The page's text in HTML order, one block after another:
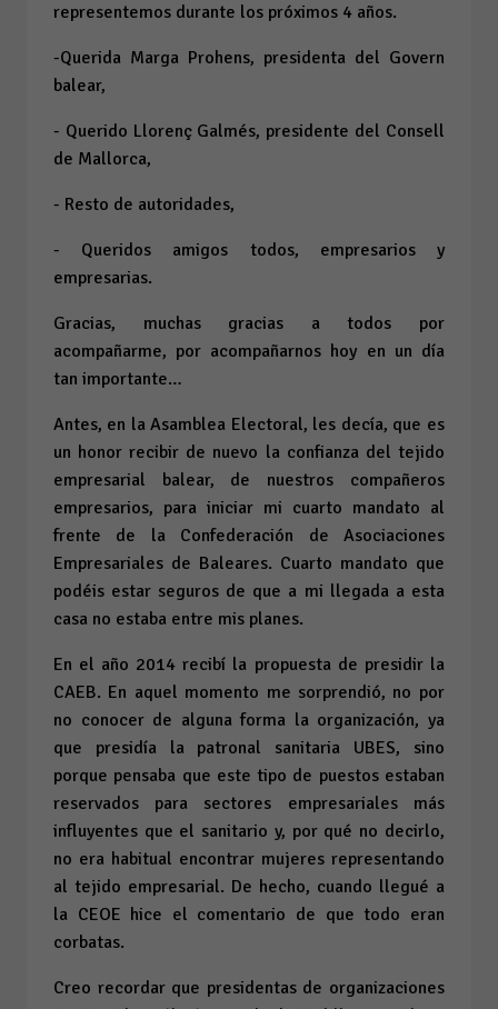
representemos durante los próximos 4 años.
-Querida Marga Prohens, presidenta del Govern
balear,
- Querido Llorenç Galmés, presidente del Consell
de Mallorca,
- Resto de autoridades,
- Queridos amigos todos, empresarios y
empresarias.
Gracias, muchas gracias a todos por
acompañarme, por acompañarnos hoy en un día
tan importante…
Antes, en la Asamblea Electoral, les decía, que es
un honor recibir de nuevo la confianza del tejido
empresarial balear, de nuestros compañeros
empresarios, para iniciar mi cuarto mandato al
frente de la Confederación de Asociaciones
Empresariales de Baleares. Cuarto mandato que
podéis estar seguros de que a mi llegada a esta
casa no estaba entre mis planes.
En el año 2014 recibí la propuesta de presidir la
CAEB. En aquel momento me sorprendió, no por
no conocer de alguna forma la organización, ya
que presidía la patronal sanitaria UBES, sino
porque pensaba que este tipo de puestos estaban
reservados para sectores empresariales más
influyentes que el sanitario y, por qué no decirlo,
no era habitual encontrar mujeres representando
al tejido empresarial. De hecho, cuando llegué a
la CEOE hice el comentario de que todo eran
corbatas.
Creo recordar que presidentas de organizaciones